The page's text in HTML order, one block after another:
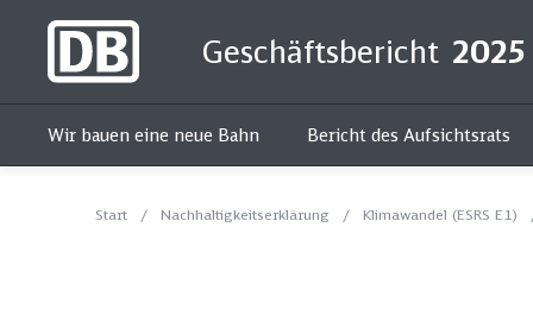
Geschäftsbericht 2025
Wir bauen eine neue Bahn Bericht des Aufsichtsrats
Start Nachhaltigkeitserklärung Klimawandel (ESRS E1)